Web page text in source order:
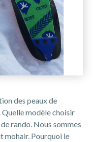
des peaux de
Quelle modèle choisir
rando. Nous sommes
mohair. Pourquoi le